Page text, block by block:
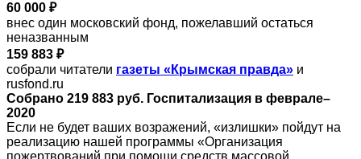
60 000 ₽
внес один московский фонд, пожелавший остаться
неназванным
159 883 ₽
собрали читатели газеты «Крымская правда» и
rusfond.ru
Собрано 219 883 руб. Госпитализация в феврале–
2020
Если не будет ваших возражений, «излишки» пойдут на
реализацию нашей программы «Организация
пожертвований при помощи средств массовой